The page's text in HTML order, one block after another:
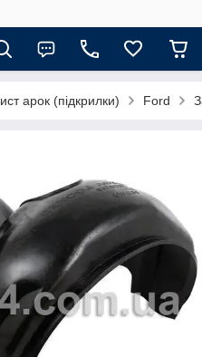
арок (підкрилки) Ford